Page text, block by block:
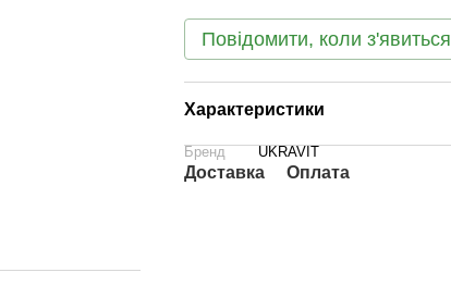
Повідомити, коли з'явиться
Характеристики
Бренд UKRAVIT
Доставка Оплата